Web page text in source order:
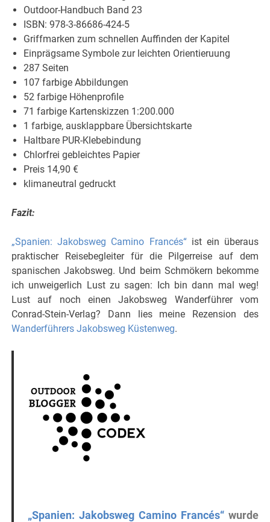
Outdoor-Handbuch Band 23
ISBN: 978-3-86686-424-5
Griffmarken zum schnellen Auffinden der Kapitel
Einprägsame Symbole zur leichten Orientieruung
287 Seiten
107 farbige Abbildungen
52 farbige Höhenprofile
71 farbige Kartenskizzen 1:200.000
1 farbige, ausklappbare Übersichtskarte
Haltbare PUR-Klebebindung
Chlorfrei gebleichtes Papier
Preis 14,90 €
klimaneutral gedruckt
Fazit:
„Spanien: Jakobsweg Camino Francés“ist ein überaus
praktischer Reisebegleiter für die Pilgerreise auf dem
spanischen Jakobsweg. Und beim Schmökern bekomme
ich unweigerlich Lust zu sagen: Ich bin dann mal weg!
Lust auf noch einen Jakobsweg Wanderführer vom
Conrad-Stein-Verlag? Dann lies meine Rezension des
Wanderführers Jakobsweg Küstenweg.
„Spanien: Jakobsweg Camino Francés“wurde